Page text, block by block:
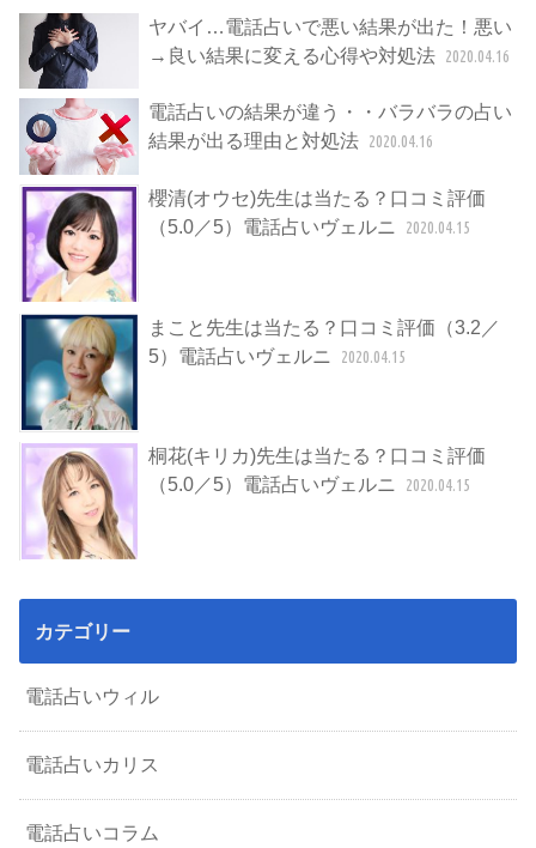
ヤバイ…電話占いで悪い結果が出た！悪い
→良い結果に変える心得や対処法 2020.04.16
電話占いの結果が違う・・バラバラの占い
結果が出る理由と対処法 2020.04.16
櫻清(オウセ)先生は当たる？口コミ評価
（5.0／5）電話占いヴェルニ
2020.04.15
まこと先生は当たる？口コミ評価（3.2／
5）電話占いヴェルニ
2020.04.15
桐花(キリカ)先生は当たる？口コミ評価
（5.0／5）電話占いヴェルニ
2020.04.15
カテゴリー
電話占いウィル
電話占いカリス
電話占いコラム